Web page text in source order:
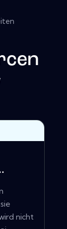
nicht